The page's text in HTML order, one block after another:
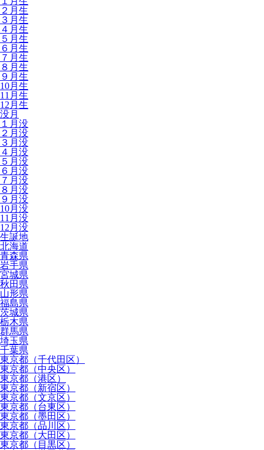
２月生
３月生
４月生
５月生
６月生
７月生
８月生
９月生
10月生
11月生
12月生
没月
１月没
２月没
３月没
４月没
５月没
６月没
７月没
８月没
９月没
10月没
11月没
12月没
生誕地
北海道
青森県
岩手県
宮城県
秋田県
山形県
福島県
茨城県
栃木県
群馬県
埼玉県
千葉県
東京都（千代田区）
東京都（中央区）
東京都（港区）
東京都（新宿区）
東京都（文京区）
東京都（台東区）
東京都（墨田区）
東京都（品川区）
東京都（大田区）
東京都（目黒区）